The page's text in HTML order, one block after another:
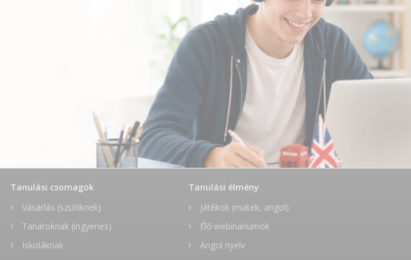
Tanulási csomagok
Vásárlás (szülőknek)
Tanároknak (ingyenes)
Iskoláknak
Tanulási élmény
Játékok (matek, angol)
Élő webináriumok
Angol nyelv